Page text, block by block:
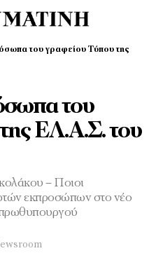
του γραφείου Τύπου της
του
ΕΛ.Α.Σ. του
– Ποιοι
εκπροσώπων στο νέο
πρωθυπουργού